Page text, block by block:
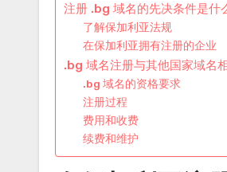
注册 .bg 域名的先决条件是什
了解保加利亚法规
在保加利亚拥有注册的企业
.bg 域名注册与其他国家域名
.bg 域名的资格要求
注册过程
费用和收费
续费和维护